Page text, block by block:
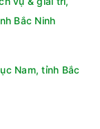
Bắc Ninh
Nam, tỉnh Bắc